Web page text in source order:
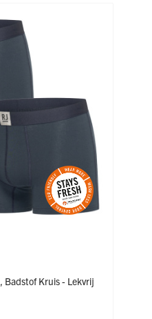
, Badstof Kruis - Lekvrij